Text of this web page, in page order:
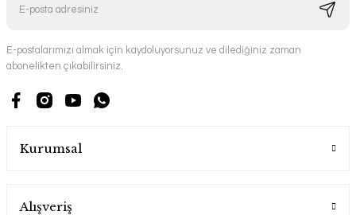
E-postalarımızı almak için kaydoluyorsunuz ve dilediğiniz zaman
abonelikten çıkabilirsiniz.
Kurumsal
Alışveriş